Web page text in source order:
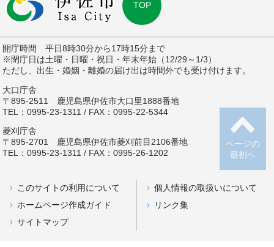
ページの
最初へ
TOP
開庁時間 平日8時30分から17時15分まで
※閉庁日は土曜・日曜・祝日・年末年始（12/29～1/3）
ただし、出生・婚姻・離婚の届け出は時間外でも受け付けます。
大口庁舎
〒895-2511 鹿児島県伊佐市大口里1888番地
TEL：0995-23-1311 / FAX：0995-22-5344
菱刈庁舎
〒895-2701 鹿児島県伊佐市菱刈前目2106番地
TEL：0995-23-1311 / FAX：0995-26-1202
このサイトの利用について
個人情報の取扱いについて
ホームページ作成ガイド
リンク集
サイトマップ